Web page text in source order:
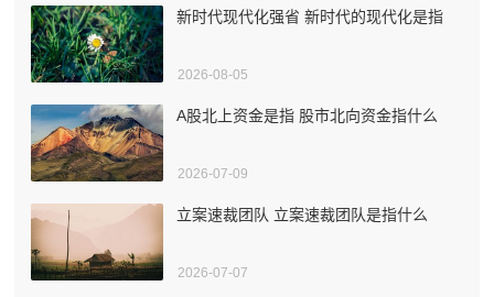
新时代现代化强省 新时代的现代化是指
2026-08-05
A股北上资金是指 股市北向资金指什么
2026-07-09
立案速裁团队 立案速裁团队是指什么
2026-07-07